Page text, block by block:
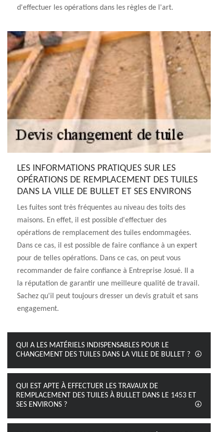
d'effectuer les opérations dans les règles de l'art.
LES INFORMATIONS PRATIQUES SUR LES
OPÉRATIONS DE REMPLACEMENT DES TUILES
DANS LA VILLE DE BULLET ET SES ENVIRONS
Les fuites sont très fréquentes au niveau des toits des
maisons. En effet, il est possible d'effectuer des
opérations de remplacement des tuiles endommagées.
Dans ce cas, il est possible de faire confiance à un expert
pour de telles opérations. Dans ce cas, on peut vous
recommander de faire confiance à Entreprise Josué. Il a
la réputation de garantir une meilleure qualité de travail.
Sachez qu'il peut toujours dresser un devis gratuit et sans
engagement.
QUI A LES MATÉRIELS INDISPENSABLES POUR LE
CHANGEMENT DES TUILES DANS LA VILLE DE BULLET ?
QUI EST APTE À EFFECTUER LES TRAVAUX DE
REMPLACEMENT DES TUILES À BULLET DANS LE 1453 ET
SES ENVIRONS ?